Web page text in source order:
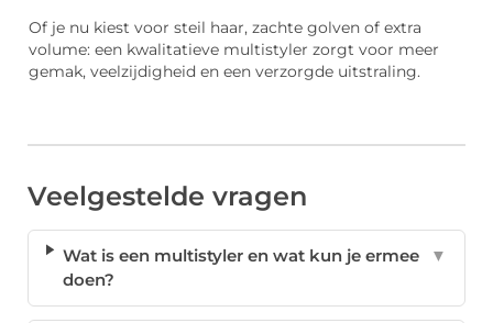
Of je nu kiest voor steil haar, zachte golven of extra
volume: een kwalitatieve multistyler zorgt voor meer
gemak, veelzijdigheid en een verzorgde uitstraling.
Veelgestelde vragen
Wat is een multistyler en wat kun je ermee
doen?
▼